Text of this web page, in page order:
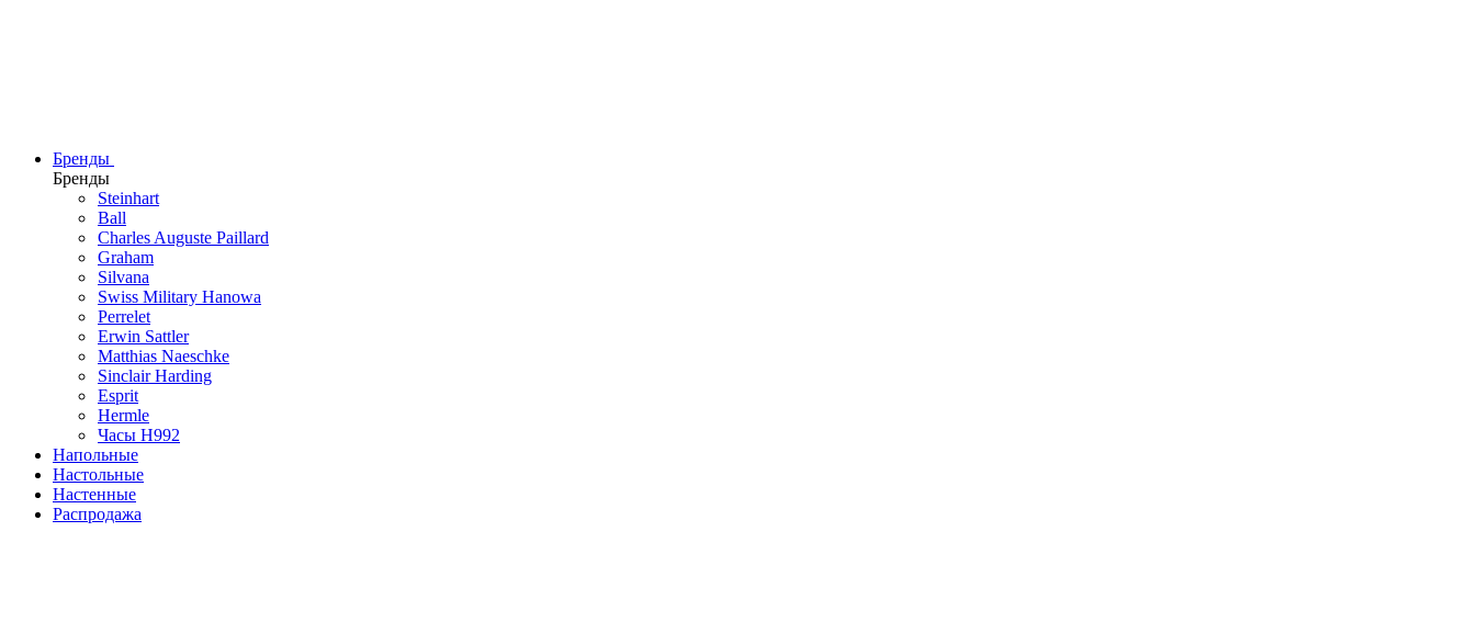
Бренды
Бренды
Steinhart
Ball
Charles Auguste Paillard
Graham
Silvana
Swiss Military Hanowa
Perrelet
Erwin Sattler
Matthias Naeschke
Sinclair Harding
Esprit
Hermle
Часы H992
Напольные
Настольные
Настенные
Распродажа